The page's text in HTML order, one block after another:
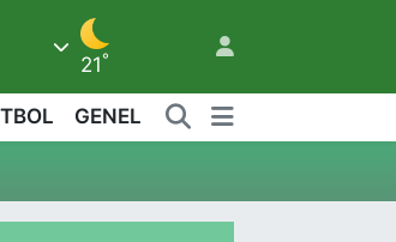
21°
GENEL